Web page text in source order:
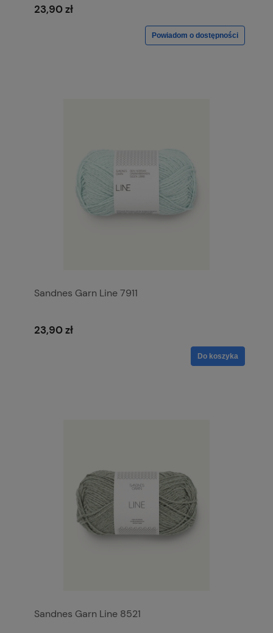
23,90 zł
Powiadom o dostępności
Sandnes Garn Line 7911
23,90 zł
Do koszyka
Sandnes Garn Line 8521